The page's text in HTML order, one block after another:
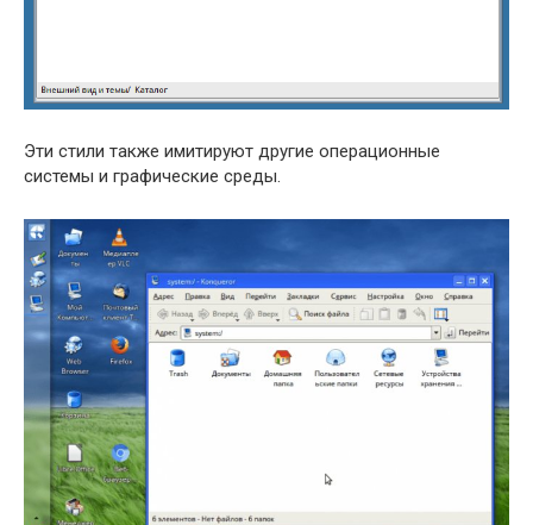
Эти стили также имитируют другие операционные
системы и графические среды.